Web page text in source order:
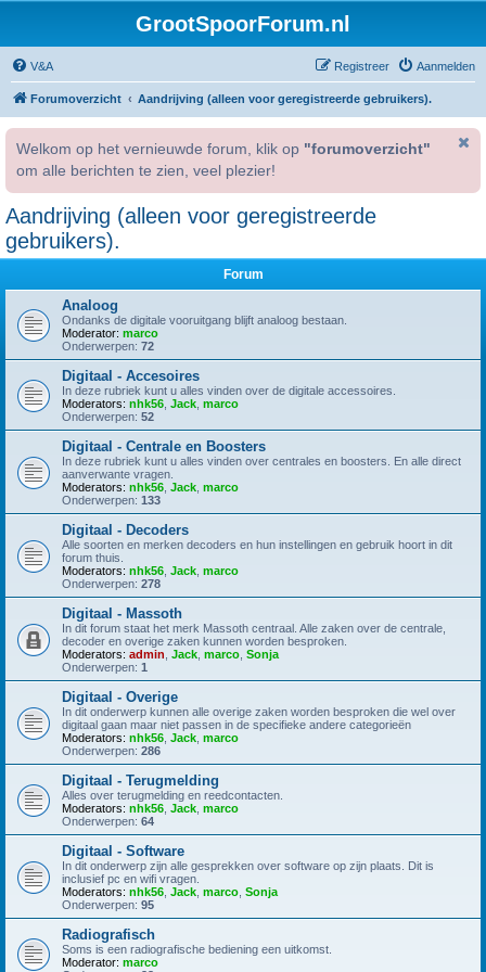
GrootSpoorForum.nl
V&A Aanmelden
Registreer
Forumoverzicht Aandrijving (alleen voor geregistreerde gebruikers).
Welkom op het vernieuwde forum, klik op "forumoverzicht"
om alle berichten te zien, veel plezier!
Aandrijving (alleen voor geregistreerde
gebruikers).
Forum
Analoog
Ondanks de digitale vooruitgang blijft analoog bestaan.
Moderator: marco
Onderwerpen: 72
Digitaal - Accesoires
In deze rubriek kunt u alles vinden over de digitale accessoires.
Moderators: nhk56 Jack marco
Onderwerpen: 52
Digitaal - Centrale en Boosters
In deze rubriek kunt u alles vinden over centrales en boosters. En alle direct
aanverwante vragen.
Moderators: nhk56 Jack marco
Onderwerpen: 133
Digitaal - Decoders
Alle soorten en merken decoders en hun instellingen en gebruik hoort in dit
forum thuis.
Moderators: nhk56 Jack marco
Onderwerpen: 278
Digitaal - Massoth
In dit forum staat het merk Massoth centraal. Alle zaken over de centrale,
decoder en overige zaken kunnen worden besproken.
Moderators: admin Jack marco Sonja
Onderwerpen: 1
Digitaal - Overige
In dit onderwerp kunnen alle overige zaken worden besproken die wel over
digitaal gaan maar niet passen in de specifieke andere categorieën
Moderators: nhk56 Jack marco
Onderwerpen: 286
Digitaal - Terugmelding
Alles over terugmelding en reedcontacten.
Moderators: nhk56 Jack marco
Onderwerpen: 64
Digitaal - Software
In dit onderwerp zijn alle gesprekken over software op zijn plaats. Dit is
inclusief pc en wifi vragen.
Moderators: nhk56 Jack marco Sonja
Onderwerpen: 95
Radiografisch
Soms is een radiografische bediening een uitkomst.
Moderator: marco